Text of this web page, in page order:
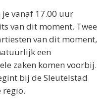
vanaf 17.00 uur
van dit moment. Twee
van dit moment,
een
zaken komen voorbij.
bij de Sleutelstad
regio.